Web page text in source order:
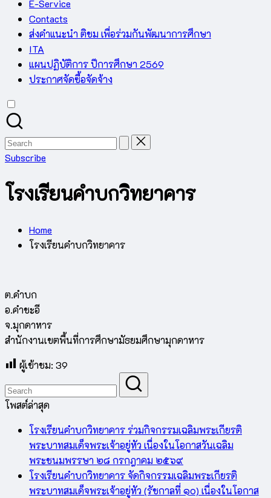
E-Service
Contacts
ส่งคำแนะนำ ติชม เพื่อร่วมกันพัฒนาการศึกษา
ITA
แผนปฏิบัติการ ปีการศึกษา 2569
ประกาศจัดซื้อจัดจ้าง
Search
for:
Subscribe
โรงเรียนคำบกวิทยาคาร
Home
โรงเรียนคำบกวิทยาคาร
ต.คำบก
อ.คำชะอี
จ.มุกดาหาร
สำนักงานเขตพื้นที่การศึกษามัธยมศึกษามุกดาหาร
ผู้เข้าชม: 39
โพสต์ล่าสุด
โรงเรียนคำบกวิทยาคาร ร่วมกิจกรรมเฉลิมพระเกียรติ
พระบาทสมเด็จพระเจ้าอยู่หัว เนื่องในโอกาสวันเฉลิม
พระชนมพรรษา ๒๘ กรกฎาคม ๒๕๖๙
โรงเรียนคำบกวิทยาคาร จัดกิจกรรมเฉลิมพระเกียรติ
พระบาทสมเด็จพระเจ้าอยู่หัว (รัชกาลที่ ๑๐) เนื่องในโอกาส